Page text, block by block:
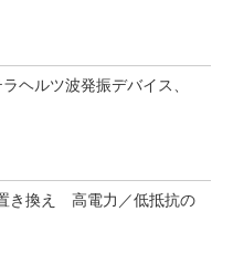
ヘルツ波発振デバイス、
き換え 高電力／低抵抗の